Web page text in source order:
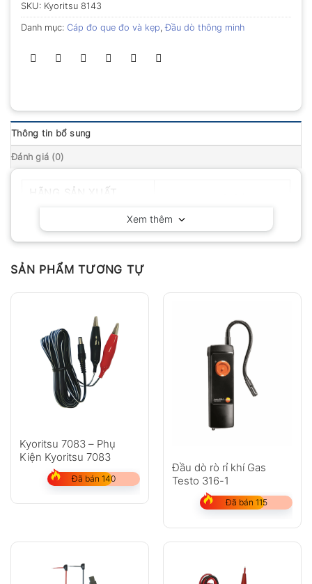
SKU: Kyoritsu 8143
Danh mục: Cáp đo que đo và kẹp,Đầu dò thông minh
Thông tin bổ sung
Đánh giá (0)
Xem thêm
SẢN PHẨM TƯƠNG TỰ
Kyoritsu 7083 – Phụ
Kiện Kyoritsu 7083
Đã bán 140
Đầu dò rò rỉ khí Gas
Testo 316-1
Đã bán 115